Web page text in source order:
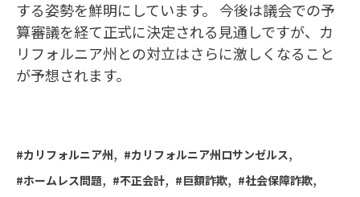
する姿勢を鮮明にしています。 今後は議会での予
算審議を経て正式に決定される見通しですが、カ
リフォルニア州との対立はさらに激しくなること
が予想されます。
カリフォルニア州
カリフォルニア州ロサンゼルス
ホームレス問題
不正会計 巨額詐欺
社会保障詐欺